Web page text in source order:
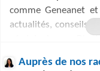
comme Geneanet
actualités, conseils
spécifiques ou des
Auprès de nos